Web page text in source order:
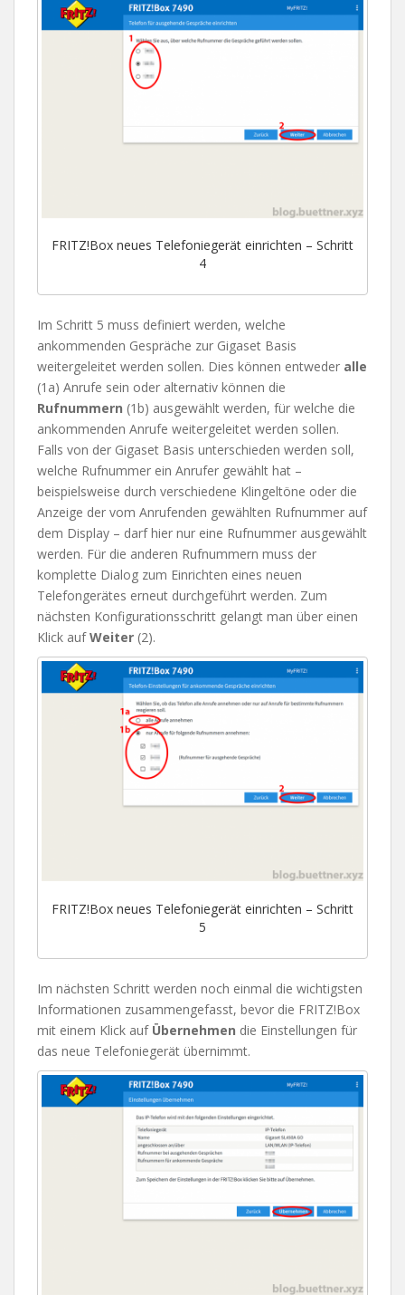
FRITZ!Box neues Telefoniegerät einrichten – Schritt
4
Im Schritt 5 muss definiert werden, welche
ankommenden Gespräche zur Gigaset Basis
weitergeleitet werden sollen. Dies können entweder alle
(1a) Anrufe sein oder alternativ können die
Rufnummern (1b) ausgewählt werden, für welche die
ankommenden Anrufe weitergeleitet werden sollen.
Falls von der Gigaset Basis unterschieden werden soll,
welche Rufnummer ein Anrufer gewählt hat –
beispielsweise durch verschiedene Klingeltöne oder die
Anzeige der vom Anrufenden gewählten Rufnummer auf
dem Display – darf hier nur eine Rufnummer ausgewählt
werden. Für die anderen Rufnummern muss der
komplette Dialog zum Einrichten eines neuen
Telefongerätes erneut durchgeführt werden. Zum
nächsten Konfigurationsschritt gelangt man über einen
Klick aufWeiter (2).
FRITZ!Box neues Telefoniegerät einrichten – Schritt
5
Im nächsten Schritt werden noch einmal die wichtigsten
Informationen zusammengefasst, bevor die FRITZ!Box
mit einem Klick auf Übernehmen die Einstellungen für
das neue Telefoniegerät übernimmt.